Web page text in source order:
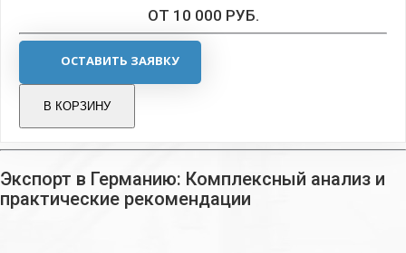
ОТ 10 000 РУБ.
ОСТАВИТЬ ЗАЯВКУ
В КОРЗИНУ
Экспорт в Германию: Комплексный анализ и
практические рекомендации